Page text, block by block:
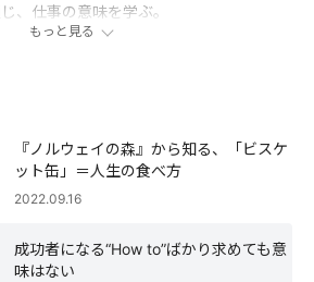
、仕事の意味を学ぶ。
もっと見る
『ノルウェイの森』から知る、「ビスケ
ット缶」＝人生の食べ方
2022.09.16
成功者になる“How to”ばかり求めても意
味はない